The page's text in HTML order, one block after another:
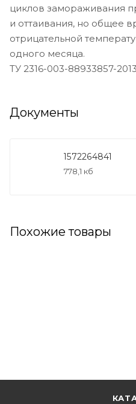
циклов замораживания
и оттаивания, но общее
отрицательной
одного месяца.
ТУ 2316-003-88933857-2013
Документы
1572264841
778,1 кб
Похожие товары